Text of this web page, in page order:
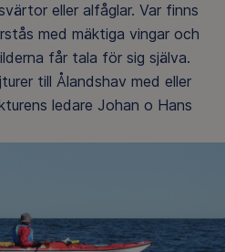
eller alfåglar. Var finns
med mäktiga vingar och
får tala för sig själva.
till Ålandshav med eller
ledare Johan o Hans